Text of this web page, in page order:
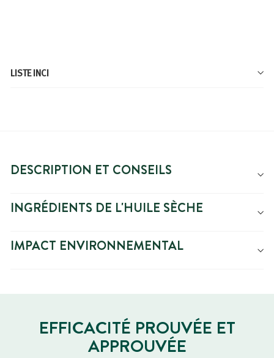
LISTE INCI
DESCRIPTION ET CONSEILS
INGRÉDIENTS DE L'HUILE SÈCHE
IMPACT ENVIRONNEMENTAL
EFFICACITÉ PROUVÉE ET
APPROUVÉE